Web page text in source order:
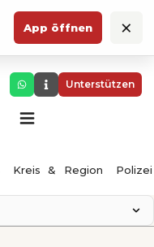
App öffnen ×
Unterstützen
Kreis & Region Polizei